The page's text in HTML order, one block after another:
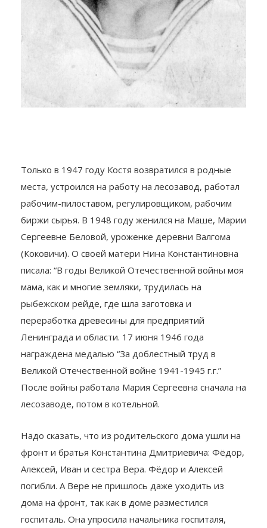
Только в 1947 году Костя возвратился в родные
места, устроился на работу на лесозавод, работал
рабочим-пилоставом, регулировщиком, рабочим
биржи сырья. В 1948 году женился на Маше, Марии
Сергеевне Беловой, уроженке деревни Валгома
(Коковичи). О своей матери Нина Константиновна
писала: “В годы Великой Отечественной войны моя
мама, как и многие земляки, трудилась на
рыбежском рейде, где шла заготовка и
переработка древесины для предприятий
Ленинграда и области. 17 июня 1946 года
награждена медалью “За доблестный труд в
Великой Отечественной войне 1941-1945 г.г.”
После войны работала Мария Сергеевна сначала на
лесозаводе, потом в котельной.
Надо сказать, что из родительского дома ушли на
фронт и братья Константина Дмитриевича: Фёдор,
Алексей, Иван и сестра Вера. Фёдор и Алексей
погибли. А Вере не пришлось даже уходить из
дома на фронт, так как в доме разместился
госпиталь. Она упросила начальника госпиталя,